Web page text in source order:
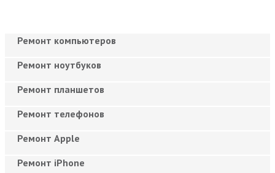
Ремонт компьютеров
Ремонт ноутбуков
Ремонт планшетов
Ремонт телефонов
Ремонт Apple
Ремонт iPhone